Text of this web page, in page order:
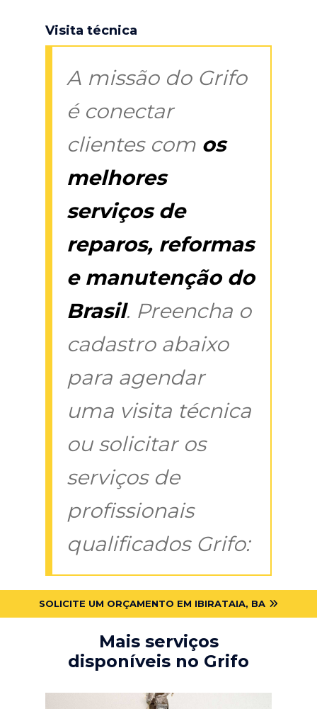
Visita técnica
A missão do Grifo
é conectar
clientes com os
melhores
serviços de
reparos, reformas
e manutenção do
Brasil. Preencha o
cadastro abaixo
para agendar
uma visita técnica
ou solicitar os
serviços de
profissionais
qualificados Grifo:
SOLICITE UM ORÇAMENTO EM IBIRATAIA, BA
Mais serviços
disponíveis no Grifo